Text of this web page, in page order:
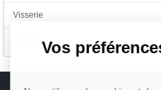
Continuer sans accepter
Vos
Visserie